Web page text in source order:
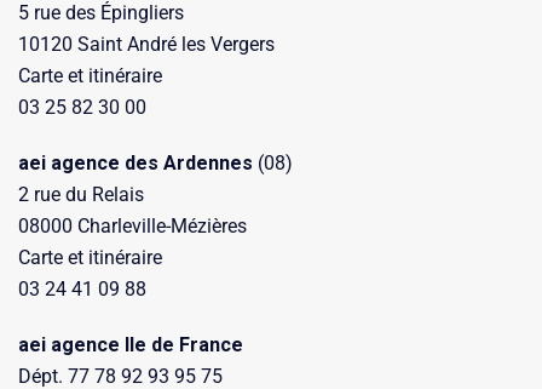
5 rue des Épingliers
10120 Saint André les Vergers
Carte et itinéraire
03 25 82 30 00
aei agence des Ardennes (08)
2 rue du Relais
08000 Charleville-Mézières
Carte et itinéraire
03 24 41 09 88
aei agence Ile de France
Dépt. 77 78 92 93 95 75